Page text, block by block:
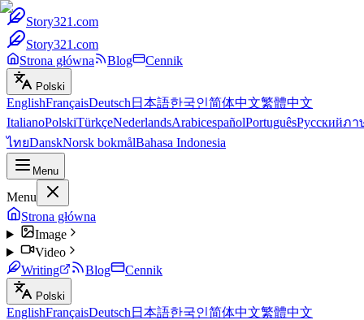
Story321.com
Story321.com
Strona główna
Blog Cennik
Polski
EnglishFrançaisDeutsch 日本語한국인简体中文繁體中文
ItalianoPolskiTürkçeNederlandsArabicespañolPortuguêsРусскийภา
ไทยDanskNorsk bokmålBahasa Indonesia
Menu
Menu
Strona główna
Image
Video
Writing
Blog Cennik
Polski
EnglishFrançaisDeutsch 日本語한국인简体中文繁體中文